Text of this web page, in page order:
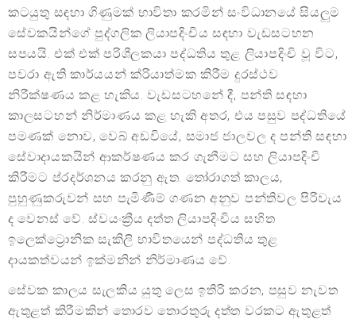
කටයුතු සඳහා ගිණුමක් භාවිතා කරමින් සංවිධානයේ සියලුම
සේවකයින්ගේ පුද්ගලික ලියාපදිංචිය සඳහා වැඩසටහන
සපයයි. එක් එක් පරිශීලකයා පද්ධතිය තුළ ලියාපදිංචි වූ විට,
පවරා ඇති කාර්යයන් ක්රියාත්මක කිරීම දුරස්ථව
නිරීක්ෂණය කළ හැකිය. වැඩසටහනේ දී, පන්ති සඳහා
කාලසටහන් නිර්මාණය කළ හැකි අතර, එය පසුව පද්ධතියේ
පමණක් නොව, වෙබ් අඩවියේ, සමාජ ජාලවල ද පන්ති සඳහා
සේවාදායකයින් ආකර්ෂණය කර ගැනීමට සහ ලියාපදිංචි
කිරීමට ප්රදර්ශනය කරනු ඇත. තෝරාගත් කාලය,
පුහුණුකරුවන් සහ පැමිණීම් ගණන අනුව පන්තිවල පිරිවැය
ද වෙනස් වේ. ස්වයංක්‍රීය දත්ත ලියාපදිංචිය සහිත
ඉලෙක්ට්‍රොනික සැකිලි භාවිතයෙන් පද්ධතිය තුළ
දායකත්වයන් ඉක්මනින් නිර්මාණය වේ.
සේවක කාලය සැලකිය යුතු ලෙස ඉතිරි කරන, පසුව නැවත
ඇතුළත් කිරීමකින් තොරව තොරතුරු දත්ත වරකට ඇතුළත්